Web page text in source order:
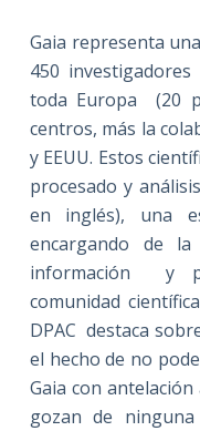
Gaia representa
450
toda Europa (20
centros, más la
y EEUU. Estos
procesado y
en inglés), una
encargando de
información y
comunidad
DPAC destaca
el hecho de no
Gaia con
gozan de